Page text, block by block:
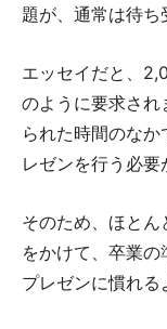
題が、通常は待ち
エッセイだと、
のように要求さ
られた時間のな
レゼンを行う必要
そのため、ほと
をかけて、卒業
プレゼンに慣れる